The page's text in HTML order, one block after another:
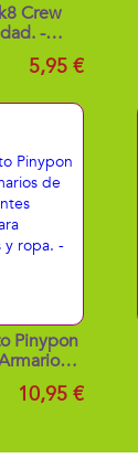
Crew
-
5,95 €
Pinypon
para
10,95 €